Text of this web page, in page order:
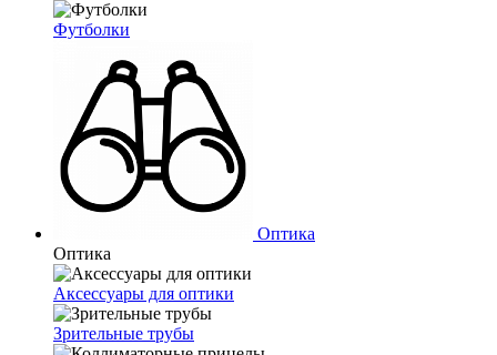
Футболки
Оптика
Оптика
Аксессуары для оптики
Зрительные трубы